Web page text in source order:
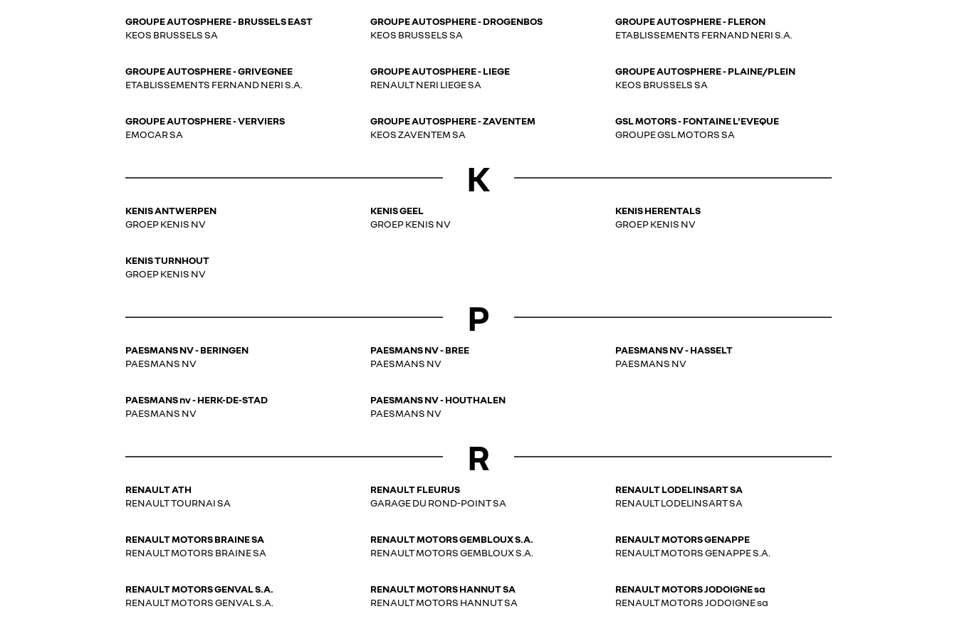
GROUPE AUTOSPHERE - BRUSSELS EAST
KEOS BRUSSELS SA
GROUPE AUTOSPHERE - DROGENBOS
KEOS BRUSSELS SA
GROUPE AUTOSPHERE - FLERON
ETABLISSEMENTS FERNAND NERI S.A.
GROUPE AUTOSPHERE - GRIVEGNEE
ETABLISSEMENTS FERNAND NERI S.A.
GROUPE AUTOSPHERE - LIEGE
RENAULT NERI LIEGE SA
GROUPE AUTOSPHERE - PLAINE/PLEIN
KEOS BRUSSELS SA
GROUPE AUTOSPHERE - VERVIERS
EMOCAR SA
GROUPE AUTOSPHERE - ZAVENTEM
KEOS ZAVENTEM SA
GSL MOTORS - FONTAINE L'EVEQUE
GROUPE GSL MOTORS SA
K
KENIS ANTWERPEN
GROEP KENIS NV
KENIS GEEL
GROEP KENIS NV
KENIS HERENTALS
GROEP KENIS NV
KENIS TURNHOUT
GROEP KENIS NV
P
PAESMANS NV - BERINGEN
PAESMANS NV
PAESMANS NV - BREE
PAESMANS NV
PAESMANS NV - HASSELT
PAESMANS NV
PAESMANS nv - HERK-DE-STAD
PAESMANS NV
PAESMANS NV - HOUTHALEN
PAESMANS NV
R
RENAULT ATH
RENAULT TOURNAI SA
RENAULT FLEURUS
GARAGE DU ROND-POINT SA
RENAULT LODELINSART SA
RENAULT LODELINSART SA
RENAULT MOTORS BRAINE SA
RENAULT MOTORS BRAINE SA
RENAULT MOTORS GEMBLOUX S.A.
RENAULT MOTORS GEMBLOUX S.A.
RENAULT MOTORS GENAPPE
RENAULT MOTORS GENAPPE S.A.
RENAULT MOTORS GENVAL S.A.
RENAULT MOTORS GENVAL S.A.
RENAULT MOTORS HANNUT SA
RENAULT MOTORS HANNUT SA
RENAULT MOTORS JODOIGNE sa
RENAULT MOTORS JODOIGNE sa